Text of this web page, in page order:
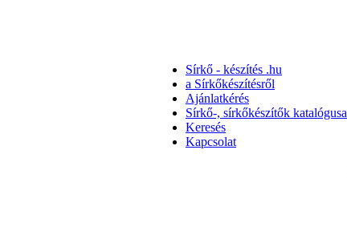
Sírkő - készítés ­­.hu
a Sírkőkészítésről
Ajánlatkérés
Sírkő-, sírkőkészítők katalógusa
Keresés
Kapcsolat